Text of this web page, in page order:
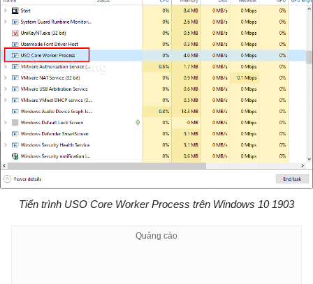
Tiến trình USO Core Worker Process trên Windows 10 1903